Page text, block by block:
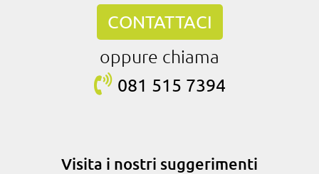
CONTATTACI
oppure chiama
081 515 7394
Visita i nostri suggerimenti